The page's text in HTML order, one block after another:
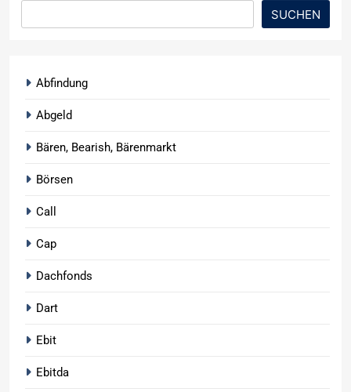
SUCHEN
Abfindung
Abgeld
Bären, Bearish, Bärenmarkt
Börsen
Call
Cap
Dachfonds
Dart
Ebit
Ebitda